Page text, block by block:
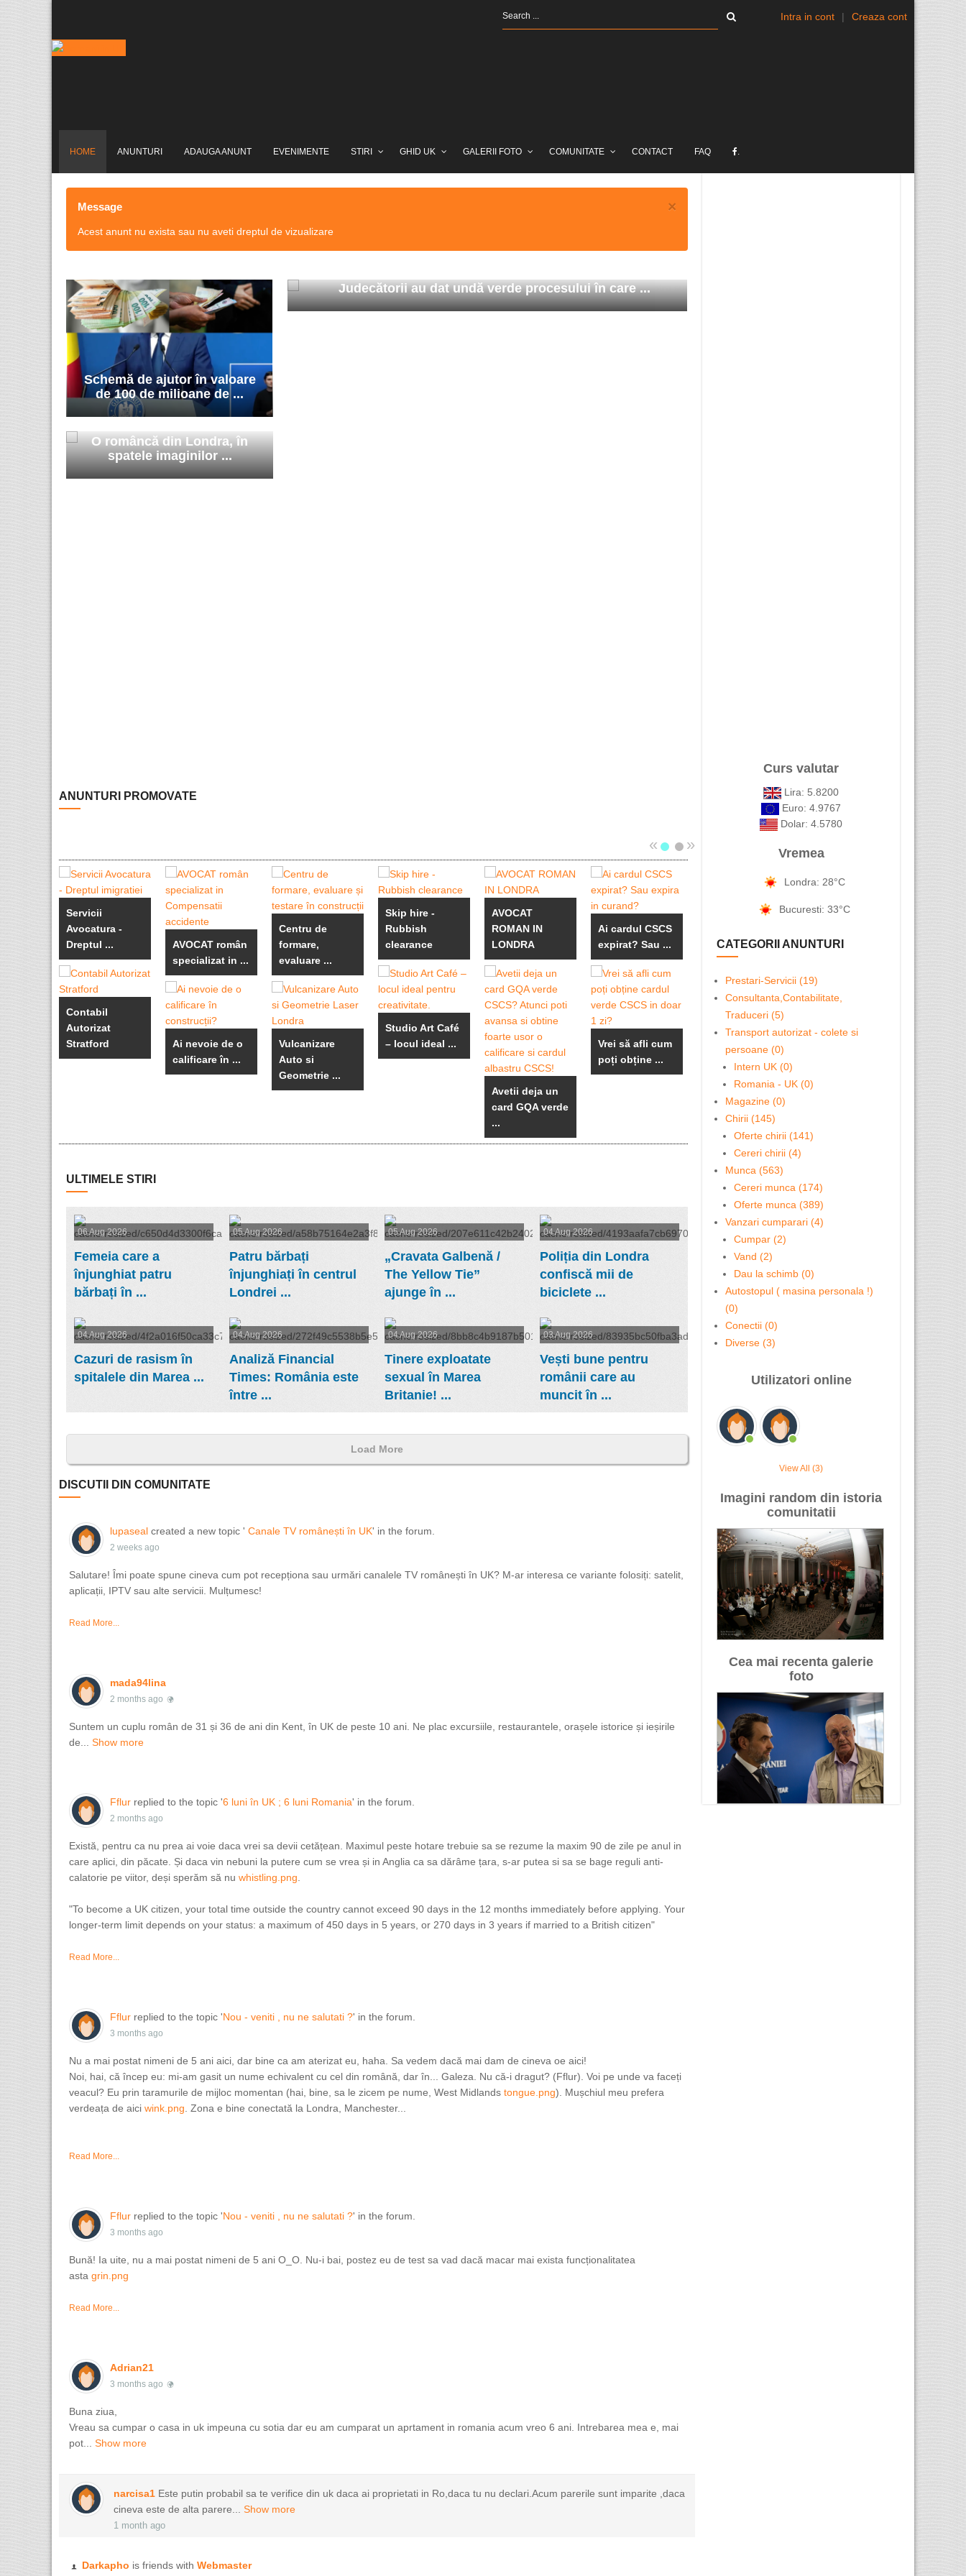
Intra in cont | Creaza cont
HOME ANUNTURI ADAUGA ANUNT EVENIMENTE STIRI GHID UK GALERII FOTO COMUNITATE CONTACT FAQ .
×
Message
Acest anunt nu exista sau nu aveti dreptul de vizualizare
Schemă de ajutor în valoare
de 100 de milioane de ...
O româncă din Londra, în
spatele imaginilor ...
Judecătorii au dat undă verde procesului în care ...
ANUNTURI PROMOVATE
« »
Servicii
Avocatura -
Dreptul ...
Contabil
Autorizat
Stratford
AVOCAT român
specializat in ...
Ai nevoie de o
calificare în ...
Centru de
formare,
evaluare ...
Vulcanizare
Auto si
Geometrie ...
Skip hire -
Rubbish
clearance
Studio Art Café
– locul ideal ...
AVOCAT
ROMAN IN
LONDRA
Avetii deja un
card GQA verde
...
Ai cardul CSCS
expirat? Sau ...
Vrei să afli cum
poți obține ...
Electrician
Vopsitorie Auto
in Londra
LA HAGA SI ...
Calificări în AAT
ULTIMELE STIRI
06 Aug 2026
Femeia care a
înjunghiat patru
bărbați în ...
05 Aug 2026
Patru bărbați
înjunghiați în centrul
Londrei ...
05 Aug 2026
„Cravata Galbenă /
The Yellow Tie”
ajunge în ...
04 Aug 2026
Poliția din Londra
confiscă mii de
biciclete ...
04 Aug 2026
Cazuri de rasism în
spitalele din Marea ...
04 Aug 2026
Analiză Financial
Times: România este
între ...
04 Aug 2026
Tinere exploatate
sexual în Marea
Britanie! ...
03 Aug 2026
Vești bune pentru
românii care au
muncit în ...
Load More
DISCUTII DIN COMUNITATE
lupasealcreated a new topic ' Canale TV românești în UK' in the forum.
2 weeks ago
Salutare! Îmi poate spune cineva cum pot recepționa sau urmări canalele TV românești în UK? M-ar interesa ce variante folosiți: satelit,
aplicații, IPTV sau alte servicii. Mulțumesc!
Read More...
mada94lina
2 months ago
Suntem un cuplu român de 31 și 36 de ani din Kent, în UK de peste 10 ani. Ne plac excursiile, restaurantele, orașele istorice și ieșirile
de... Show more
Fflurreplied to the topic '6 luni în UK ; 6 luni Romania' in the forum.
2 months ago
Există, pentru ca nu prea ai voie daca vrei sa devii cetățean. Maximul peste hotare trebuie sa se rezume la maxim 90 de zile pe anul in
care aplici, din păcate. Și daca vin nebuni la putere cum se vrea și in Anglia ca sa dărâme țara, s-ar putea si sa se bage reguli anti-
calatorie pe viitor, deși sperăm să nu whistling.png​​​​​​.
"To become a UK citizen, your total time outside the country cannot exceed 90 days in the 12 months immediately before applying. Your
longer-term limit depends on your status: a maximum of 450 days in 5 years, or 270 days in 3 years if married to a British citizen"
Read More...
Fflurreplied to the topic 'Nou - veniti , nu ne salutati ?' in the forum.
3 months ago
Nu a mai postat nimeni de 5 ani aici, dar bine ca am aterizat eu, haha. Sa vedem dacă mai dam de cineva oe aici!
Noi, hai, că încep eu: mi-am gasit un nume echivalent cu cel din română, dar în... Galeza. Nu că-i dragut? (Fflur). Voi pe unde va faceți
veacul? Eu prin taramurile de mijloc momentan (hai, bine, sa le zicem pe nume, West Midlands tongue.png). Mușchiul meu prefera
verdeața de aici wink.png. Zona e bine conectată la Londra, Manchester...
Read More...
Fflurreplied to the topic 'Nou - veniti , nu ne salutati ?' in the forum.
3 months ago
Bună! Ia uite, nu a mai postat nimeni de 5 ani O_O. Nu-i bai, postez eu de test sa vad dacă macar mai exista funcționalitatea
asta grin.png
Read More...
Adrian21
3 months ago
Buna ziua,
Vreau sa cumpar o casa in uk impeuna cu sotia dar eu am cumparat un aprtament in romania acum vreo 6 ani. Intrebarea mea e, mai
pot... Show more
narcisa1 Este putin probabil sa te verifice din uk daca ai proprietati in Ro,daca tu nu declari.Acum parerile sunt imparite ,daca
cineva este de alta parere... Show more
1 month ago
Darkapho is friends with Webmaster
Curs valutar
Lira: 5.8200
Euro: 4.9767
Dolar: 4.5780
Vremea
Londra: 28°C
Bucuresti: 33°C
CATEGORII ANUNTURI
Prestari-Servicii (19)
Consultanta,Contabilitate,
Traduceri (5)
Transport autorizat - colete si
persoane (0)
Intern UK (0)
Romania - UK (0)
Magazine (0)
Chirii (145)
Oferte chirii (141)
Cereri chirii (4)
Munca (563)
Cereri munca (174)
Oferte munca (389)
Vanzari cumparari (4)
Cumpar (2)
Vand (2)
Dau la schimb (0)
Autostopul ( masina personala !)
(0)
Conectii (0)
Diverse (3)
Utilizatori online
View All (3)
Imagini random din istoria
comunitatii
Cea mai recenta galerie
foto